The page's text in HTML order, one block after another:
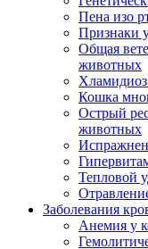
Пена изо
Признаки
Общая
животных
Кошка
Острый
животных
Тепловой
Заболевания
Анемия у